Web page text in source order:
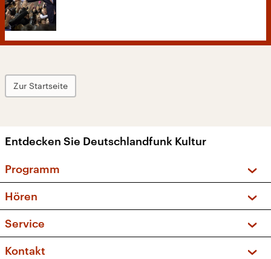
Zur Startseite
Entdecken Sie Deutschlandfunk Kultur
Programm
Sendungen und Podcasts
Musikliste
Kakadu – Das Kinderprogramm
Hören
Frequenzen (UKW + DAB+)
Service
FAQ
Kontakt